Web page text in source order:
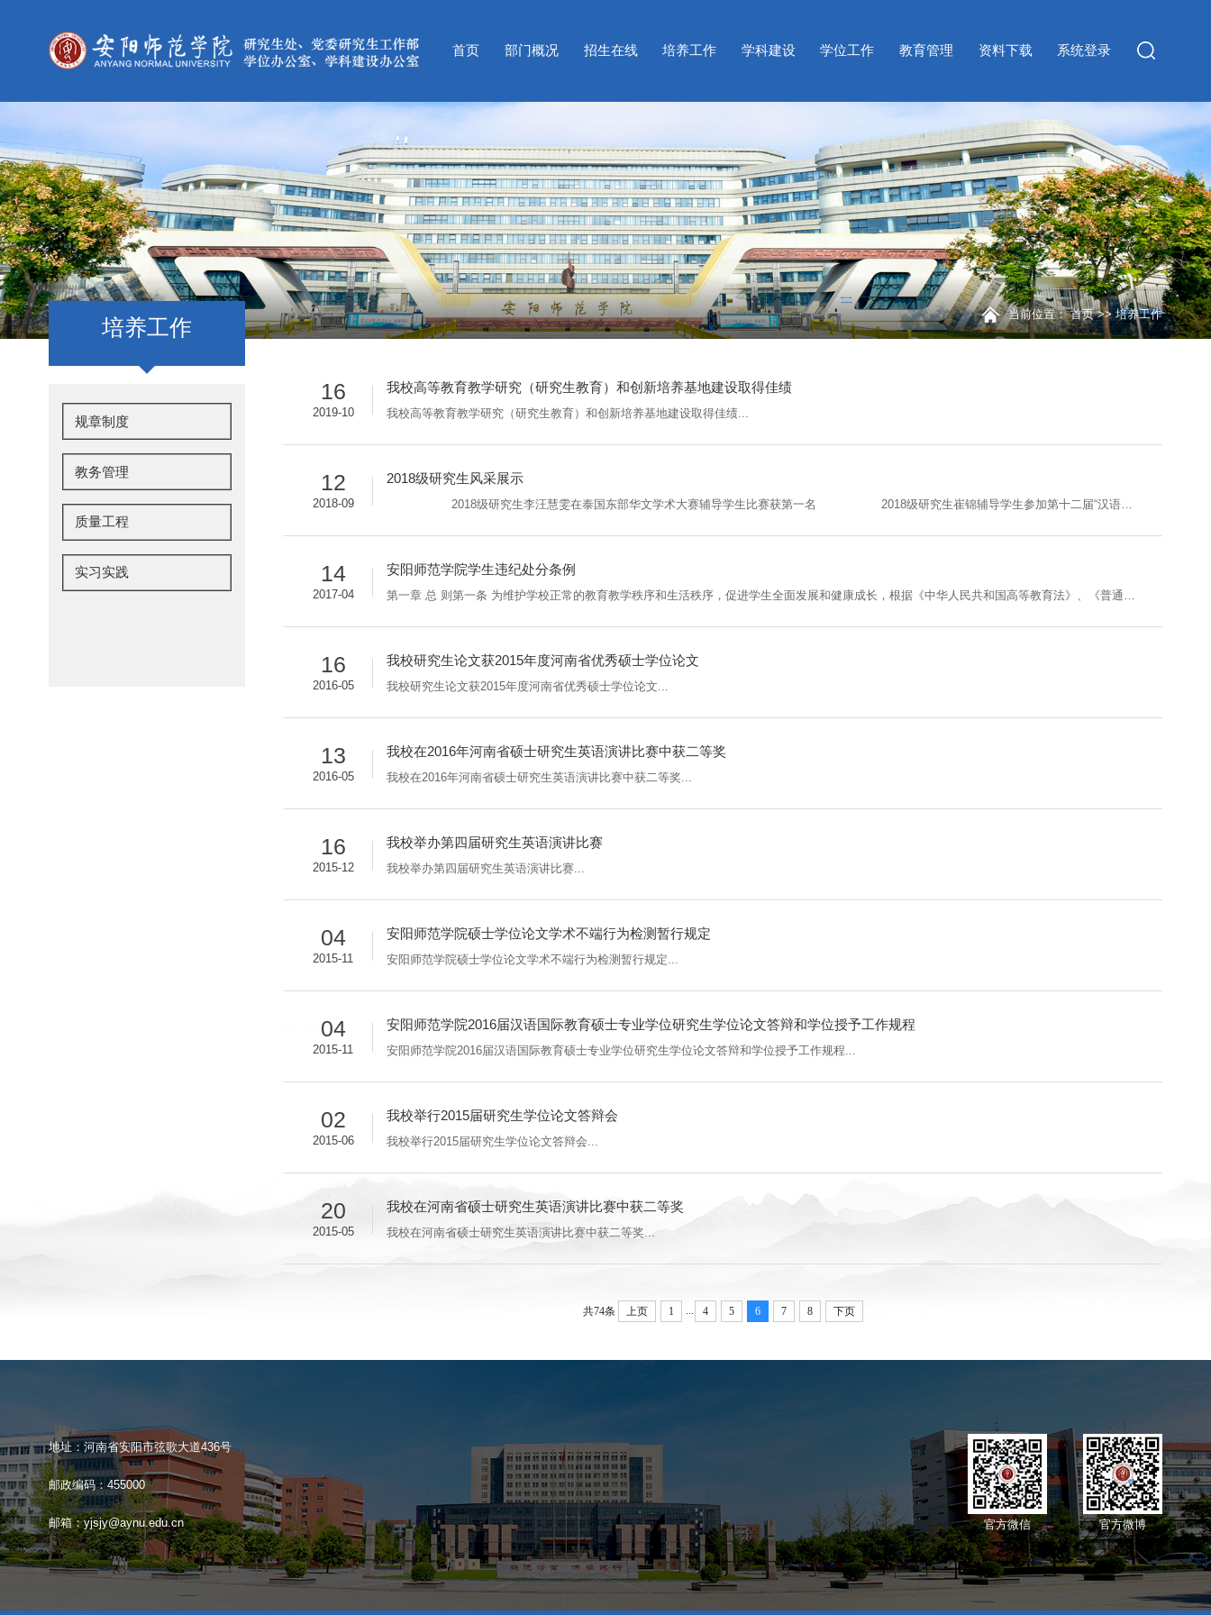
首页 部门概况 招生在线 培养工作 学科建设 学位工作 教育管理 资料下载 系统登录
当前位置： 首页>>培养工作
培养工作
规章制度
教务管理
质量工程
实习实践
16
2019-10
我校高等教育教学研究（研究生教育）和创新培养基地建设取得佳绩
我校高等教育教学研究（研究生教育）和创新培养基地建设取得佳绩...
12
2018-09
2018级研究生风采展示
14
2017-04
安阳师范学院学生违纪处分条例
16
2016-05
我校研究生论文获2015年度河南省优秀硕士学位论文
我校研究生论文获2015年度河南省优秀硕士学位论文...
13
2016-05
我校在2016年河南省硕士研究生英语演讲比赛中获二等奖
我校在2016年河南省硕士研究生英语演讲比赛中获二等奖...
16
2015-12
我校举办第四届研究生英语演讲比赛
我校举办第四届研究生英语演讲比赛...
04
2015-11
安阳师范学院硕士学位论文学术不端行为检测暂行规定
安阳师范学院硕士学位论文学术不端行为检测暂行规定...
04
2015-11
安阳师范学院2016届汉语国际教育硕士专业学位研究生学位论文答辩和学位授予工作规程
安阳师范学院2016届汉语国际教育硕士专业学位研究生学位论文答辩和学位授予工作规程...
02
2015-06
我校举行2015届研究生学位论文答辩会
我校举行2015届研究生学位论文答辩会...
20
2015-05
我校在河南省硕士研究生英语演讲比赛中获二等奖
我校在河南省硕士研究生英语演讲比赛中获二等奖...
共74条 上页 1 ... 4 5 6 7 8 下页
地址：河南省安阳市弦歌大道436号
邮政编码：455000
邮箱：yjsjy@aynu.edu.cn 官方微信 官方微博